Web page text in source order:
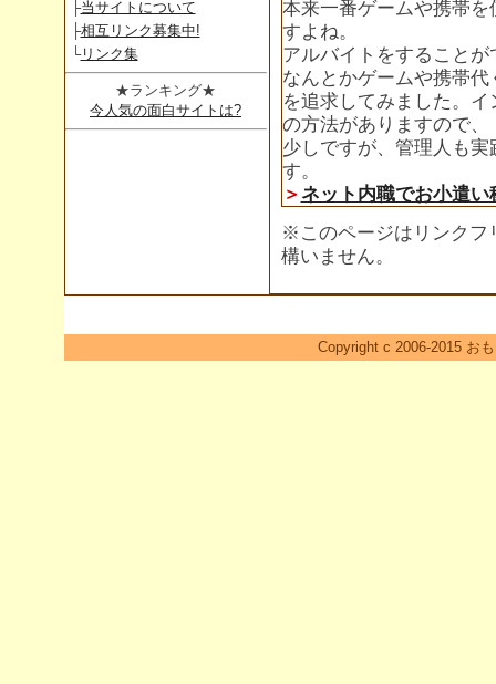
本来一番ゲームや携帯
すよね。
アルバイトをすること
なんとかゲームや携帯
を追求してみました。
の方法がありますので、
少しですが、管理人も
す。
＞ ネット内職でお小遣い
※このページはリンクフ
構いません。
├当サイトについて
├相互リンク募集中!
└リンク集
★ランキング★
今人気の面白サイトは?
Copyright c 2006-2015 お